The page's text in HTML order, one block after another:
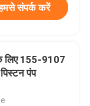
संपर्क करें
लिए 155-9107
पंप